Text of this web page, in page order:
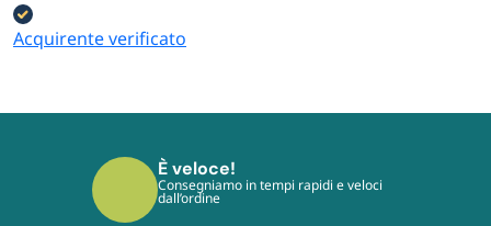
Acquirente verificato
È sicuro!
I tuoi pagamenti sono protetti dai più
moderni protocolli